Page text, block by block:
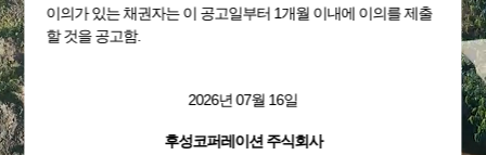
이의가 있는 채권자는 이 공고일부터 1개월 이내에 이의를 제출
할 것을 공고함.
2026년 07월 16일
후성코퍼레이션 주식회사